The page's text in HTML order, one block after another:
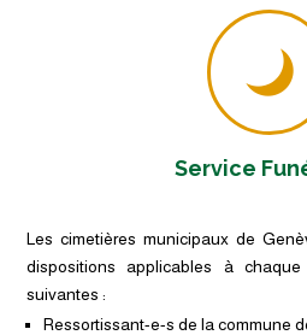

Service
Les cimetières municipaux de
dispositions applicables à
suivantes :
Ressortissant-e-s de la commune